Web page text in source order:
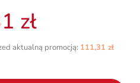
zł
aktualną promocją: 111,31 zł